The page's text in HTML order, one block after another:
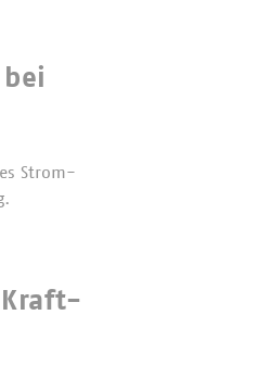
Strom-
Kraft-